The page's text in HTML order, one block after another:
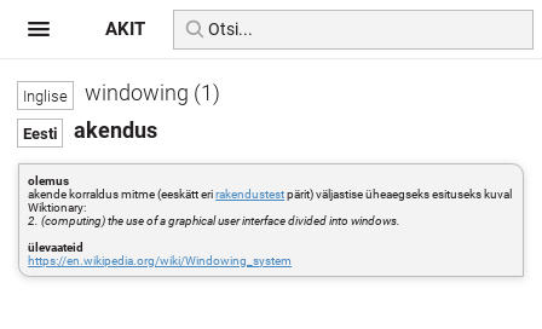
windowing (1)
akendus
olemus
akende korraldus mitme (eeskätt erirakendustestpärit) väljastise üheaegseks esituseks kuval
Wiktionary:
2. (computing) the use of a graphical user interface divided into windows.
ülevaateid
https://en.wikipedia.org/wiki/Windowing_system
AKIT